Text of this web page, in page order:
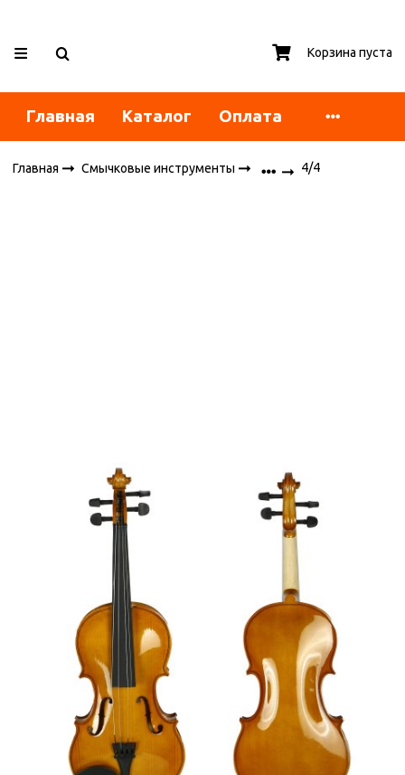
Корзина пуста
Главная Каталог Оплата
Главная Смычковые инструменты 4/4